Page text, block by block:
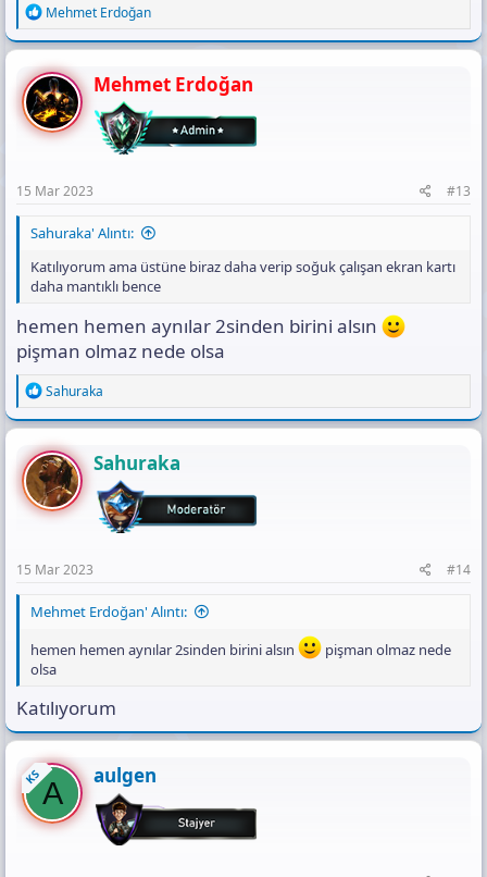
R
e
a
c
t
i
o
n
Mehmet Erdoğan
Mehmet Erdoğan
15 Mar 2023 #13
Sahuraka' Alıntı:
Katılıyorum ama üstüne biraz daha verip soğuk çalışan ekran kartı
daha mantıklı bence
hemen hemen aynılar 2sinden birini alsın
pişman olmaz nede olsa
R
e
a
c
t
i
o
n
Sahuraka
Sahuraka
15 Mar 2023 #14
Mehmet Erdoğan' Alıntı:
hemen hemen aynılar 2sinden birini alsın
pişman olmaz nede
olsa
Katılıyorum
KSA aulgen